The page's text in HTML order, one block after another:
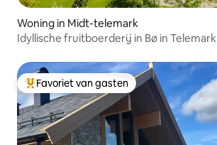
Woning in Midt-telemark
Idyllische fruitboerderij in Bø in Telemark
Topfavoriet van gasten
Favoriet van gasten